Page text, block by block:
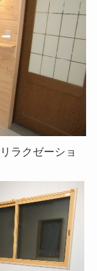
ラクゼーショ